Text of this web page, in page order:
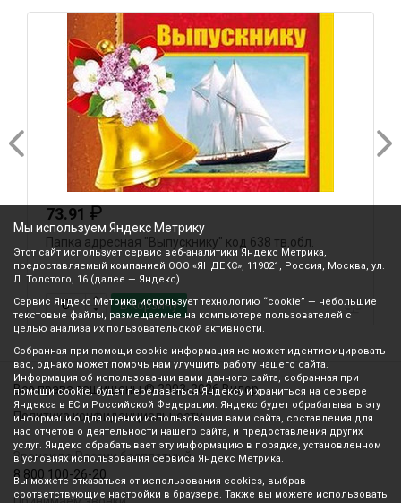
73.91 ₽
Папка адресная "Выпускнику" код 638 тв.обл.
В корзину
Все права защищены © 2003-2026 Вилор
Политика конфиденциальности
Звонок по России бесплатный
8 800 100-26-20
Мы используем Яндекс Метрику
Этот сайт использует сервис веб-аналитики Яндекс Метрика,
предоставляемый компанией ООО «ЯНДЕКС», 119021, Россия, Москва, ул.
Л. Толстого, 16 (далее — Яндекс).
Сервис Яндекс Метрика использует технологию “cookie” — небольшие
текстовые файлы, размещаемые на компьютере пользователей с
целью анализа их пользовательской активности.
Собранная при помощи cookie информация не может идентифицировать
вас, однако может помочь нам улучшить работу нашего сайта.
Информация об использовании вами данного сайта, собранная при
помощи cookie, будет передаваться Яндексу и храниться на сервере
Яндекса в ЕС и Российской Федерации. Яндекс будет обрабатывать эту
информацию для оценки использования вами сайта, составления для
нас отчетов о деятельности нашего сайта, и предоставления других
услуг. Яндекс обрабатывает эту информацию в порядке, установленном
в условиях использования сервиса Яндекс Метрика.
Вы можете отказаться от использования cookies, выбрав
соответствующие настройки в браузере. Также вы можете использовать